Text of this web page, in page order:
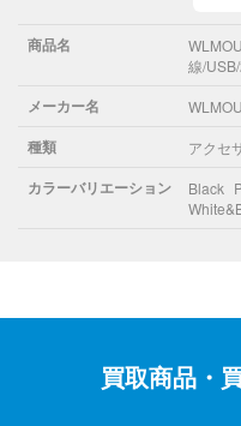
商品名
線/
メーカー名
種類 アクセ
カラーバリエーション Black
買取商品・